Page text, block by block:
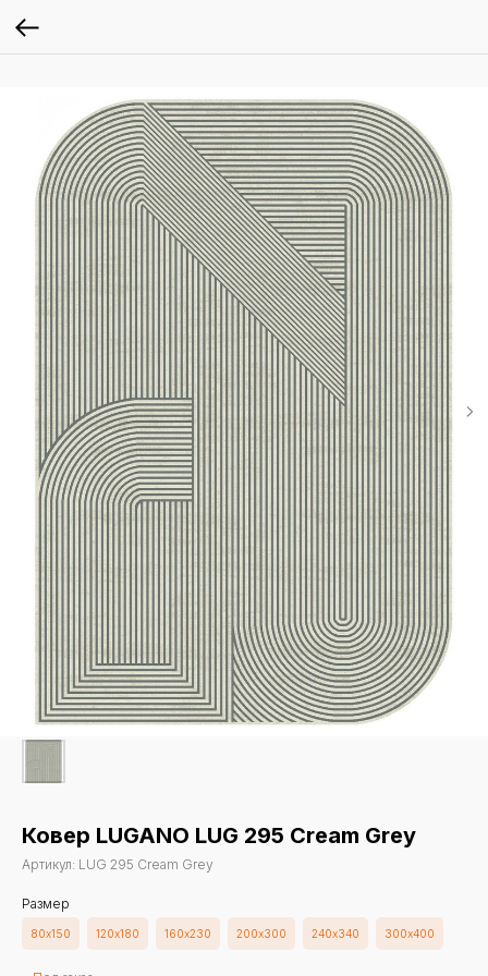
Ковер LUGANO LUG 295 Cream Grey
Артикул: LUG 295 Cream Grey
Размер
80х150 120х180 160х230 200х300 240х340 300х400